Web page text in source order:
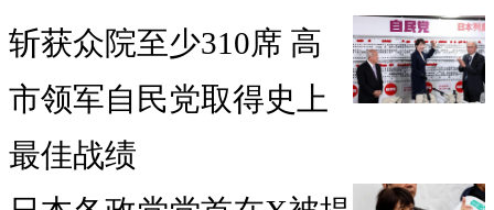
斩获众院至少310席 高
市领军自民党取得史上
最佳战绩